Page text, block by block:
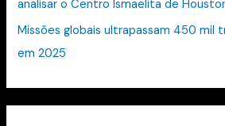
analisar o Centro Ismaelita de
Missões globais ultrapassam 450 mil
em 2025